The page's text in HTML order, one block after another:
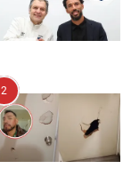
2